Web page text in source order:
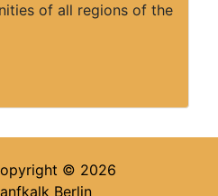
of all regions of the
© 2026
Berlin